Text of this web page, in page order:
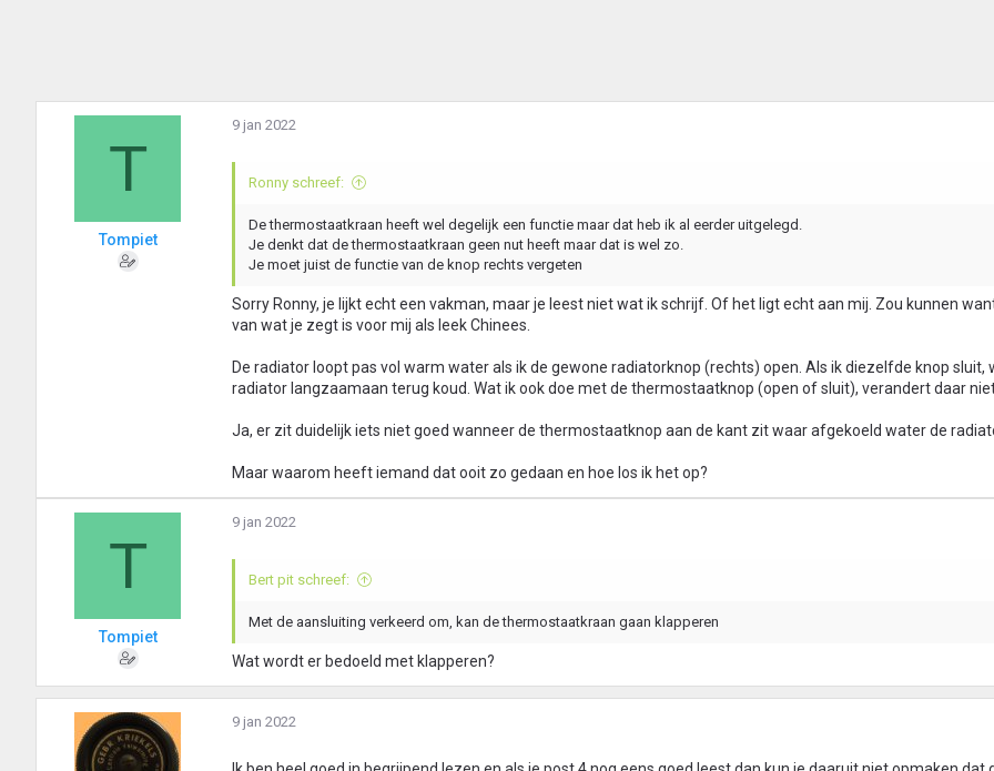
T
Tompiet
9 jan 2022
Ronny schreef:
De thermostaatkraan heeft wel degelijk een functie maar dat heb ik al eerder uitgelegd.
Je denkt dat de thermostaatkraan geen nut heeft maar dat is wel zo.
Je moet juist de functie van de knop rechts vergeten
Sorry Ronny, je lijkt echt een vakman, maar je leest niet wat ik schrijf. Of het ligt echt aan mij. Zou kunnen
van wat je zegt is voor mij als leek Chinees.
De radiator loopt pas vol warm water als ik de gewone radiatorknop (rechts) open. Als ik diezelfde knop sluit,
radiator langzaamaan terug koud. Wat ik ook doe met de thermostaatknop (open of sluit), verandert daar
Ja, er zit duidelijk iets niet goed wanneer de thermostaatknop aan de kant zit waar afgekoeld water de
Maar waarom heeft iemand dat ooit zo gedaan en hoe los ik het op?
T
Tompiet
9 jan 2022
Bert pit schreef:
Met de aansluiting verkeerd om, kan de thermostaatkraan gaan klapperen
Wat wordt er bedoeld met klapperen?
9 jan 2022